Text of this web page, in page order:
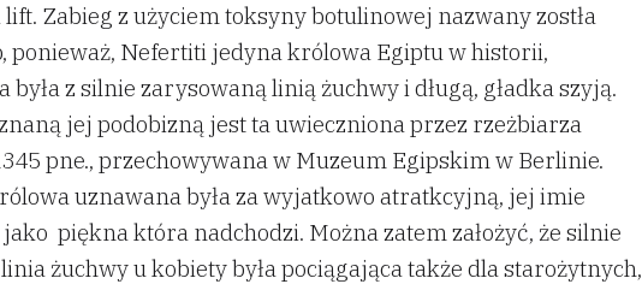
Zabieg z użyciem toksyny botulinowej nazwany zostła
ponieważ, Nefertiti jedyna królowa Egiptu w historii,
była z silnie zarysowaną linią żuchwy i długą, gładka szyją.
jej podobizną jest ta uwieczniona przez rzeżbiarza
pne., przechowywana w Muzeum Egipskim w Berlinie.
uznawana była za wyjatkowo atratkcyjną, jej imie
jako piękna która nadchodzi. Można zatem założyć, że silnie
żuchwy u kobiety była pociągająca także dla starożytnych,